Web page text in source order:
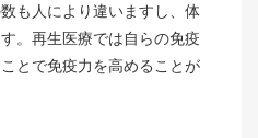
も人により違いますし、体
。再生医療では自らの免疫
とで免疫力を高めることが